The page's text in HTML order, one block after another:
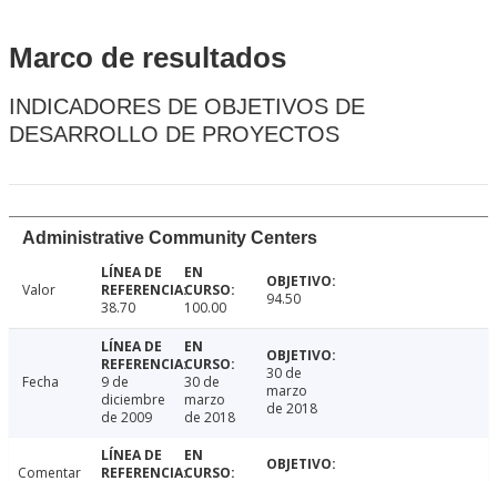
Marco de resultados
INDICADORES DE OBJETIVOS DE
DESARROLLO DE PROYECTOS
Administrative Community Centers
Valor
38.70
100.00 94.50
Fecha
9 de
diciembre
de 2009
30 de
marzo
de 2018
30 de
marzo
de 2018
Comentar